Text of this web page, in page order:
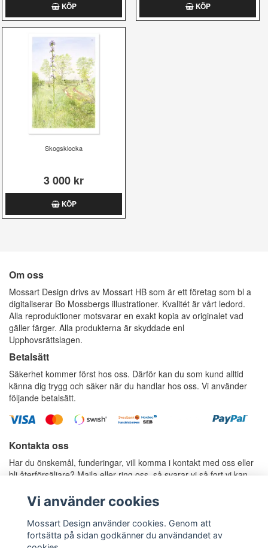
KÖP KÖP
Skogsklocka
3 000 kr
KÖP
Om oss
Mossart Design drivs av Mossart HB som är ett företag som bl a
digitaliserar Bo Mossbergs illustrationer. Kvalitét är vårt ledord.
Alla reproduktioner motsvarar en exakt kopia av originalet vad
gäller färger. Alla produkterna är skyddade enl
Upphovsrättslagen.
Betalsätt
Säkerhet kommer först hos oss. Därför kan du som kund alltid
känna dig trygg och säker när du handlar hos oss. Vi använder
följande betalsätt.
Kontakta oss
Har du önskemål, funderingar, vill komma i kontakt med oss eller
bli återförsäljare? Maila eller ring oss, så svarar vi så fort vi kan.
Telefon: 070-787 37 36, Anders Mossberg
Telefon: 070-424 80 77, Rosie Mossberg
Vi använder cookies
Mossart Design använder cookies. Genom att
fortsätta på sidan godkänner du användandet av